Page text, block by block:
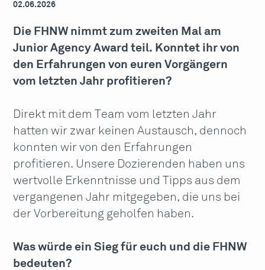
02.06.2026
Die FHNW nimmt zum zweiten Mal am
Junior Agency Award teil. Konntet ihr von
den Erfahrungen von euren Vorgängern
vom letzten Jahr profitieren?
Direkt mit dem Team vom letzten Jahr
hatten wir zwar keinen Austausch, dennoch
konnten wir von den Erfahrungen
profitieren. Unsere Dozierenden haben uns
wertvolle Erkenntnisse und Tipps aus dem
vergangenen Jahr mitgegeben, die uns bei
der Vorbereitung geholfen haben.
Was würde ein Sieg für euch und die FHNW
bedeuten?